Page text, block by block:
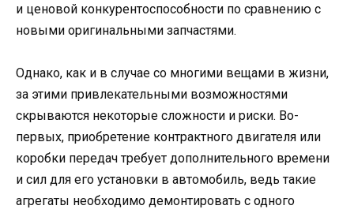
и ценовой конкурентоспособности по сравнению с
новыми оригинальными запчастями.
Однако, как и в случае со многими вещами в жизни,
за этими привлекательными возможностями
скрываются некоторые сложности и риски. Во-
первых, приобретение контрактного двигателя или
коробки передач требует дополнительного времени
и сил для его установки в автомобиль, ведь такие
агрегаты необходимо демонтировать с одного